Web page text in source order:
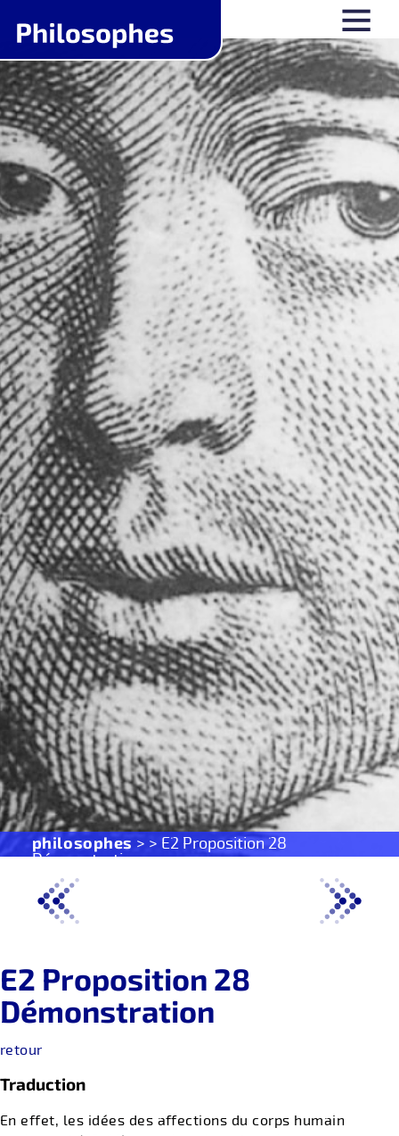
philosophes > > E2 Proposition 28
Démonstration
E2 Proposition 28
Démonstration
retour
Traduction
En effet, les idées des affections du corps humain